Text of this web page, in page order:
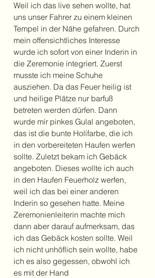
Weil ich das live sehen wollte, hat
uns unser Fahrer zu einem kleinen
Tempel in der Nähe gefahren. Durch
mein offensichtliches Interesse
wurde ich sofort von einer Inderin in
die Zeremonie integriert. Zuerst
musste ich meine Schuhe
ausziehen. Da das Feuer heilig ist
und heilige Plätze nur barfuß
betreten werden dürfen. Dann
wurde mir pinkes Gulal angeboten,
das ist die bunte Holifarbe, die ich
in den vorbereiteten Haufen werfen
sollte. Zuletzt bekam ich Gebäck
angeboten. Dieses wollte ich auch
in den Haufen Feuerholz werfen,
weil ich das bei einer anderen
Inderin so gesehen hatte. Meine
Zeremonienleiterin machte mich
dann aber darauf aufmerksam, das
ich das Gebäck kosten sollte. Weil
ich nicht unhöflich sein wollte, habe
ich es also gegessen, obwohl ich
es mit der Hand